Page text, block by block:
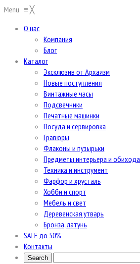
Menu ≡╳
О нас
Компания
Блог
Каталог
Эксклюзив от Архаизм
Новые поступления
Винтажные часы
Подсвечники
Печатные машинки
Посуда и сервировка
Гравюры
Флаконы и пузырьки
Предметы интерьера и обихода
Техника и инструмент
Фарфор и хрусталь
Хобби и спорт
Мебель и свет
Деревенская утварь
Бронза, латунь
SALE до 50%
Контакты